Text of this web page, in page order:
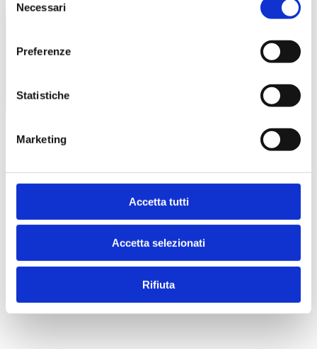
delNecessari
Preferenze
Statistiche
Marketing
Accetta tutti
Accetta selezionati
Rifiuta
© 2026 Superspecialistico
Poliambulatorio Specialistico Verona - Viale del lavoro, n. 25/a,
37135 (VR) - CF/P. IVA n. 03504300231 - Registro delle Imprese
credits